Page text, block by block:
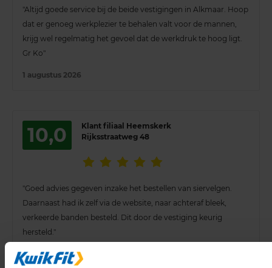
"Altijd goede service bij de beide vestigingen in Alkmaar. Hoop
dat er genoeg werkplezier te behalen valt voor de mannen,
krijg wel regelmatig het gevoel dat de werkdruk te hoog ligt.
Gr Ko"
1 augustus 2026
10,0
Klant filiaal Heemskerk
Rijksstraatweg 48
"Goed advies gegeven inzake het bestellen van siervelgen.
Daarnaast had ik zelf via de website, naar achteraf bleek,
verkeerde banden besteld. Dit door de vestiging keurig
hersteld."
31 juli 2026